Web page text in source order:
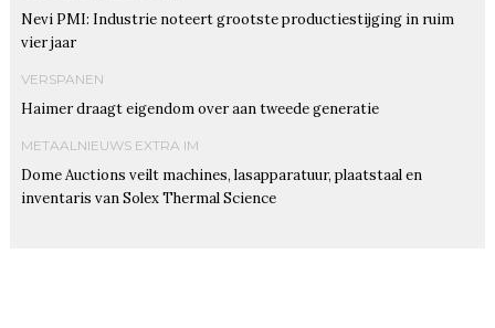
Nevi PMI: Industrie noteert grootste productiestijging in ruim
vier jaar
VERSPANEN
Haimer draagt eigendom over aan tweede generatie
METAALNIEUWS EXTRA IM
Dome Auctions veilt machines, lasapparatuur, plaatstaal en
inventaris van Solex Thermal Science